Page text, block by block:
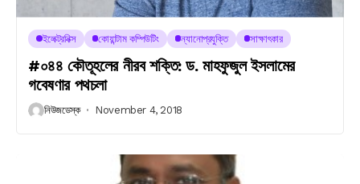
ইলেক্ট্রনিক্স কোয়ান্টাম কম্পিউটিং ন্যানোপ্রযুক্তি সাক্ষাৎকার
#০৪৪ কৌতূহলের নীরব শক্তি: ড. মাহফুজুল ইসলামের
গবেষণার পথচলা
নিউজডেস্ক November 4, 2018